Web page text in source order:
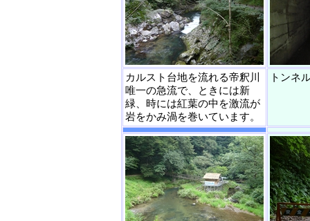
カルスト台地を流れる帝釈川
唯一の急流で、ときには新
緑、時には紅葉の中を激流が
岩をかみ渦を巻いています。
トンネ